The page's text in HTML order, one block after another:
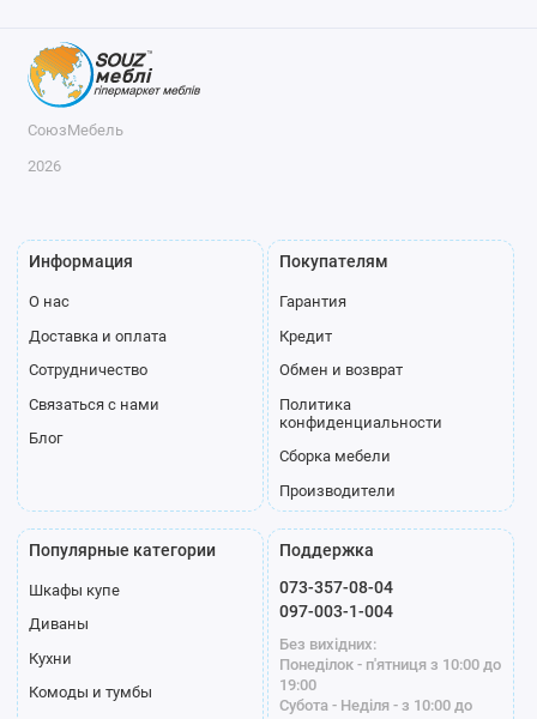
СоюзМебель
2026
Информация
О нас
Доставка и оплата
Сотрудничество
Связаться с нами
Блог
Покупателям
Гарантия
Кредит
Обмен и возврат
Политика
конфиденциальности
Сборка мебели
Производители
Популярные категории
Шкафы купе
Диваны
Кухни
Комоды и тумбы
Поддержка
073-357-08-04
097-003-1-004
Без вихідних:
Понеділок - п'ятниця з 10:00 до
19:00
Субота - Неділя - з 10:00 до